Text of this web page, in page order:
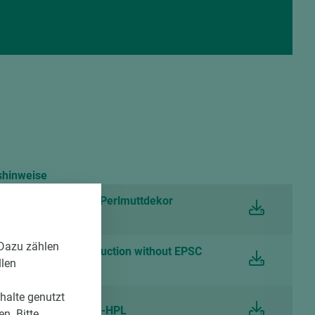
Schichtstoff mit Perlmuttdekor
and care instruction without EPSC
Schichtstoff CPL-HPL
zählen
genutzt